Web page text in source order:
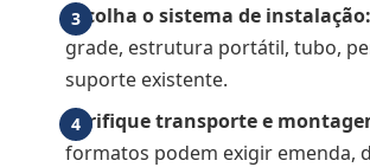
Escolha o sistema de instalação:
grade, estrutura portátil, tubo,
suporte existente.
Verifique transporte e
formatos podem exigir emenda,